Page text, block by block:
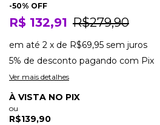
-50% OFF
R$ 132,91 R$279,90
em até 2 x de R$69,95 sem juros
5% de desconto pagando com Pix
Ver mais detalhes
À VISTA NO PIX
ou
R$139,90